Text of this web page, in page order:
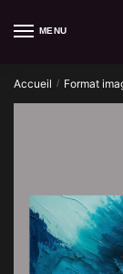
MENU
Accueil / Format